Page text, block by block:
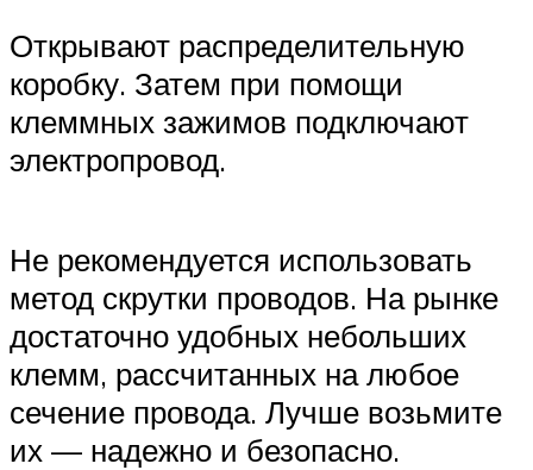
Открывают распределительную
коробку. Затем при помощи
клеммных зажимов подключают
электропровод.
Не рекомендуется использовать
метод скрутки проводов. На рынке
достаточно удобных небольших
клемм, рассчитанных на любое
сечение провода. Лучше возьмите
их — надежно и безопасно.